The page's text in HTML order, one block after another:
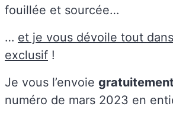
fouillée et sourcée…
… et je vous dévoile tout
exclusif !
Je vous l’envoie gratuitement
numéro de mars 2023 en